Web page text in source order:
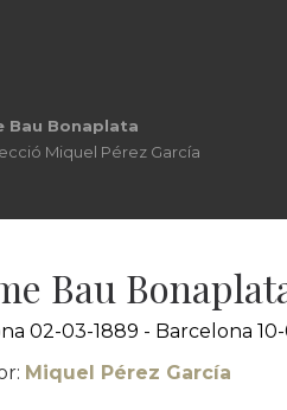
a la revista Teatre Català- 1913
públic
Bau
02-03-1889 - Barcelona 10-
Miquel Pérez García